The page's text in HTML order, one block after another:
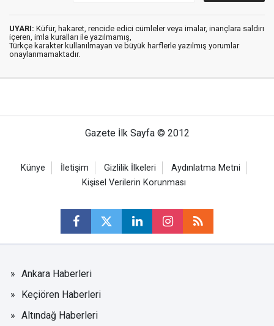
UYARI: Küfür, hakaret, rencide edici cümleler veya imalar, inançlara saldırı
içeren, imla kuralları ile yazılmamış,
Türkçe karakter kullanılmayan ve büyük harflerle yazılmış yorumlar
onaylanmamaktadır.
Gazete İlk Sayfa © 2012
Künye İletişim Gizlilik İlkeleri
Aydınlatma Metni
Kişisel Verilerin Korunması
Ankara Haberleri
Keçiören Haberleri
Altındağ Haberleri